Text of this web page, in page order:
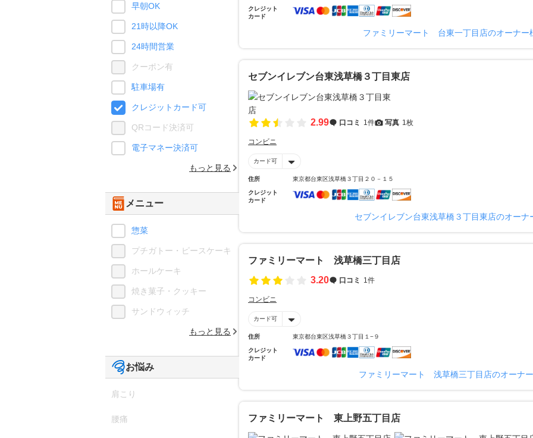
クレジット
カード
ファミリーマート 台東一丁目店のオーナー
セブンイレブン台東浅草橋３丁目東店
2.99 口コミ 1件 写真 1枚
コンビニ
カード可
住所 東京都台東区浅草橋３丁目２０－１５
クレジット
カード
セブンイレブン台東浅草橋３丁目東店のオーナ
ファミリーマート 浅草橋三丁目店
3.20
口コミ 1件
コンビニ
カード可
住所 東京都台東区浅草橋３丁目１−９
クレジット
カード
ファミリーマート 浅草橋三丁目店のオーナ
ファミリーマート 東上野五丁目店
早朝OK
21時以降OK
24時間営業
クーポン有
駐車場有
クレジットカード可
QRコード決済可
電子マネー決済可
もっと見る
メニュー
惣菜
プチガトー・ピースケーキ
ホールケーキ
焼き菓子・クッキー
サンドウィッチ
もっと見る
お悩み
肩こり
腰痛